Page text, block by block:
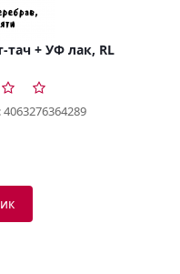
тач + УФ лак, RL
4063276364289